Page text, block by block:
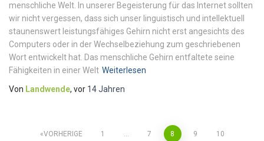
menschliche Welt. In unserer Begeisterung für das Internet sollten
wir nicht vergessen, dass sich unser linguistisch und intellektuell
staunenswert leistungsfähiges Gehirn nicht erst angesichts des
Computers oder in der Wechselbeziehung zum geschriebenen
Wort entwickelt hat. Das menschliche Gehirn entfaltete seine
Fähigkeiten in einer Welt Weiterlesen
Von Landwende, vor 14 Jahren
VORHERIGE 1 … 7 8 9 10